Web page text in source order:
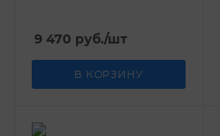
9 470 руб./шт
В КОРЗИНУ